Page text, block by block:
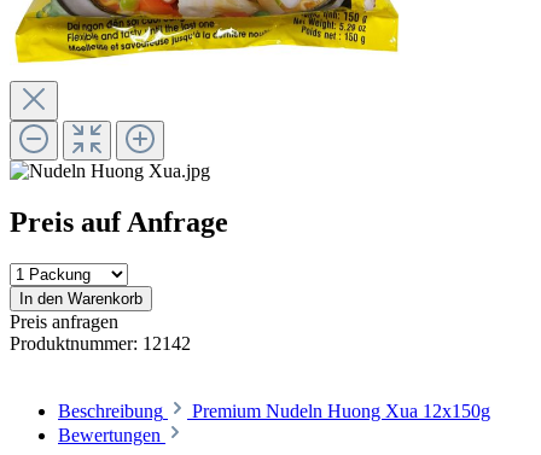
Preis auf Anfrage
In den Warenkorb
Preis anfragen
Produktnummer: 12142
Beschreibung
Premium Nudeln Huong Xua 12x150g
Bewertungen